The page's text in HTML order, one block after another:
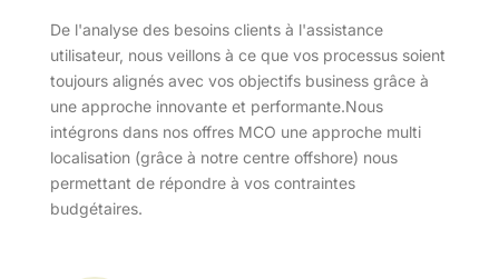
De l'analyse des besoins clients à l'assistance
utilisateur, nous veillons à ce que vos processus soient
toujours alignés avec vos objectifs business grâce à
une approche innovante et performante.​ Nous
intégrons dans nos offres MCO une approche multi
localisation (grâce à notre centre offshore) nous
permettant de répondre à vos contraintes
budgétaires.